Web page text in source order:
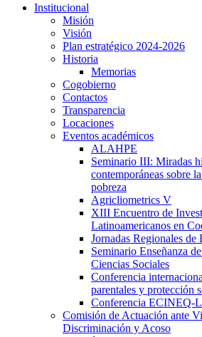
Institucional
Misión
Visión
Plan estratégico 2024-2026
Historia
Memorias
Cogobierno
Contactos
Transparencia
Locaciones
Eventos académicos
ALAHPE
Seminario III: Miradas
contemporáneas sobre
pobreza
Agricliometrics V
XIII Encuentro de
Latinoamericanos en
Jornadas Regionales de
Seminario Enseñanza
Ciencias Sociales
Conferencia
parentales y protección
Conferencia ECINEQ-
Comisión de Actuación ante
Discriminación y Acoso